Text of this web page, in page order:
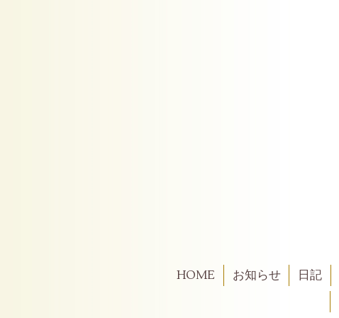
HOME お知らせ 日記